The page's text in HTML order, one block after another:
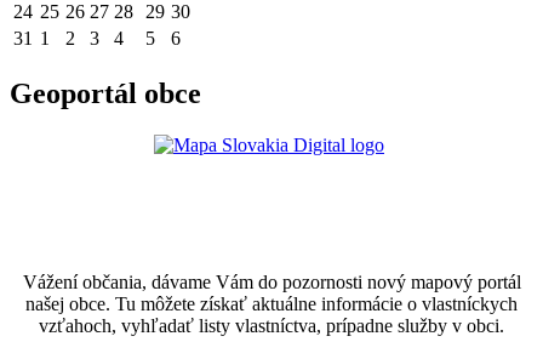
24 25 26 27 28 29 30
31 1 2 3 4 5 6
Geoportál obce
Vážení občania, dávame Vám do pozornosti nový mapový portál
našej obce. Tu môžete získať aktuálne informácie o vlastníckych
vzťahoch, vyhľadať listy vlastníctva, prípadne služby v obci.